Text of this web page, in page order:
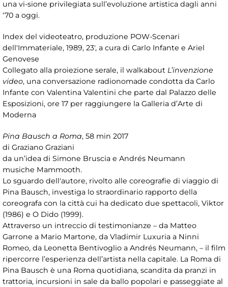
una vi-sione privilegiata sull’evoluzione artistica dagli anni
‘70 a oggi.
Index del videoteatro, produzione POW-Scenari
dell'Immateriale, 1989, 23', a cura di Carlo Infante e Ariel
Genovese
Collegato alla proiezione serale, il walkabout L’invenzione
video, una conversazione radionomade condotta da Carlo
Infante con Valentina Valentini che parte dal Palazzo delle
Esposizioni, ore 17 per raggiungere la Galleria d’Arte di
Moderna
Pina Bausch a Roma, 58 min 2017
di Graziano Graziani
da un’idea di Simone Bruscia e Andrés Neumann
musiche Mammooth.
Lo sguardo dell'autore, rivolto alle coreografie di viaggio di
Pina Bausch, investiga lo straordinario rapporto della
coreografa con la città cui ha dedicato due spettacoli, Viktor
(1986) e O Dido (1999).
Attraverso un intreccio di testimonianze – da Matteo
Garrone a Mario Martone, da Vladimir Luxuria a Ninni
Romeo, da Leonetta Bentivoglio a Andrés Neumann, – il film
ripercorre l’esperienza dell’artista nella capitale. La Roma di
Pina Bausch è una Roma quotidiana, scandita da pranzi in
trattoria, incursioni in sale da ballo popolari e passeggiate al